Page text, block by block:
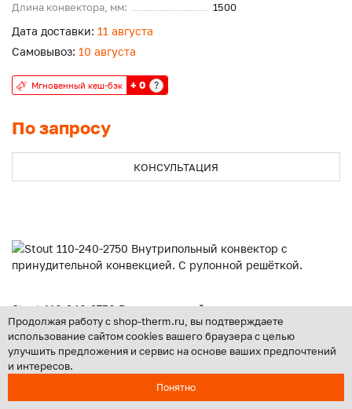
Длина конвектора, мм:
1500
По запросу
Дата доставки: 11 августа
Самовывоз: 10 августа
Мгновенный кеш-бэк + 0 ?
КОНСУЛЬТАЦИЯ
Stout 110-240-2750 Внутрипольный конвектор с
принудительной конвекцией. С рулонной решёткой.
Производитель:
STOUT
Страна производитель:
Ширина конвектора, мм:
240
Продолжая работу с shop-therm.ru, вы подтверждаете
использование сайтом cookies вашего браузера с целью
улучшить предложения и сервис на основе ваших предпочтений
и интересов.
Понятно